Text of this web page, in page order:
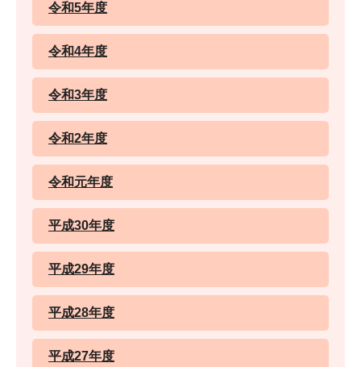
令和5年度
令和4年度
令和3年度
令和2年度
令和元年度
平成30年度
平成29年度
平成28年度
平成27年度